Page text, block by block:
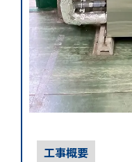
工事概要